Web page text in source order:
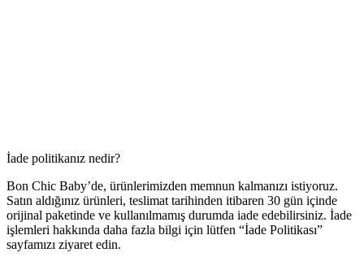
İade politikanız nedir?
Bon Chic Baby’de, ürünlerimizden memnun kalmanızı istiyoruz.
Satın aldığınız ürünleri, teslimat tarihinden itibaren 30 gün içinde
orijinal paketinde ve kullanılmamış durumda iade edebilirsiniz. İade
işlemleri hakkında daha fazla bilgi için lütfen “İade Politikası”
sayfamızı ziyaret edin.